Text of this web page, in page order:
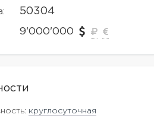
50304
9'000'000
круглосуточная